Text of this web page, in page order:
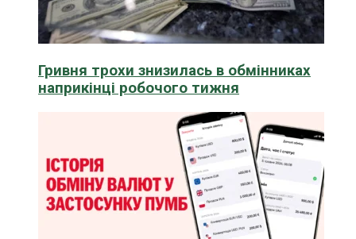
Гривня трохи знизилась в обмінниках
наприкінці робочого тижня